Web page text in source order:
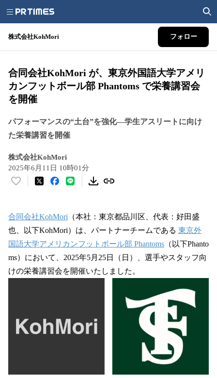
株式会社KohMori フォロー
合同会社KohMori が、東京外国語大学アメリ
カンフットボール部 Phantoms で栄養講習会
を開催
パフォーマンスの“土台”を強化—学生アスリートに向け
た栄養講習を開催
株式会社KohMori
2025年6月11日 10時01分
い
！
を
読
み
込
み
合同会社KohMori （本社：東京都品川区、代表：好田盛
也、以下KohMori）は、パートナーチームである 東京外
国語大学アメリカンフットボール部 Phantoms （以下Phanto
ms）において、2025年5月25日（日）、選手やスタッフ向
けの栄養講習会を開催いたしました。